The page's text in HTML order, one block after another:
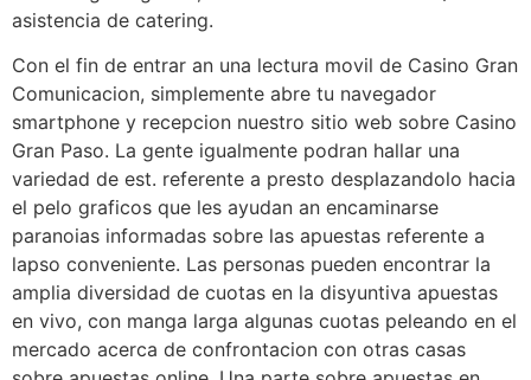
asistencia de catering.
Con el fin de entrar an una lectura movil de Casino Gran
Comunicacion, simplemente abre tu navegador
smartphone y recepcion nuestro sitio web sobre Casino
Gran Paso. La gente igualmente podran hallar una
variedad de est. referente a presto desplazandolo hacia
el pelo graficos que les ayudan an encaminarse
paranoias informadas sobre las apuestas referente a
lapso conveniente. Las personas pueden encontrar la
amplia diversidad de cuotas en la disyuntiva apuestas
en vivo, con manga larga algunas cuotas peleando en el
mercado acerca de confrontacion con otras casas